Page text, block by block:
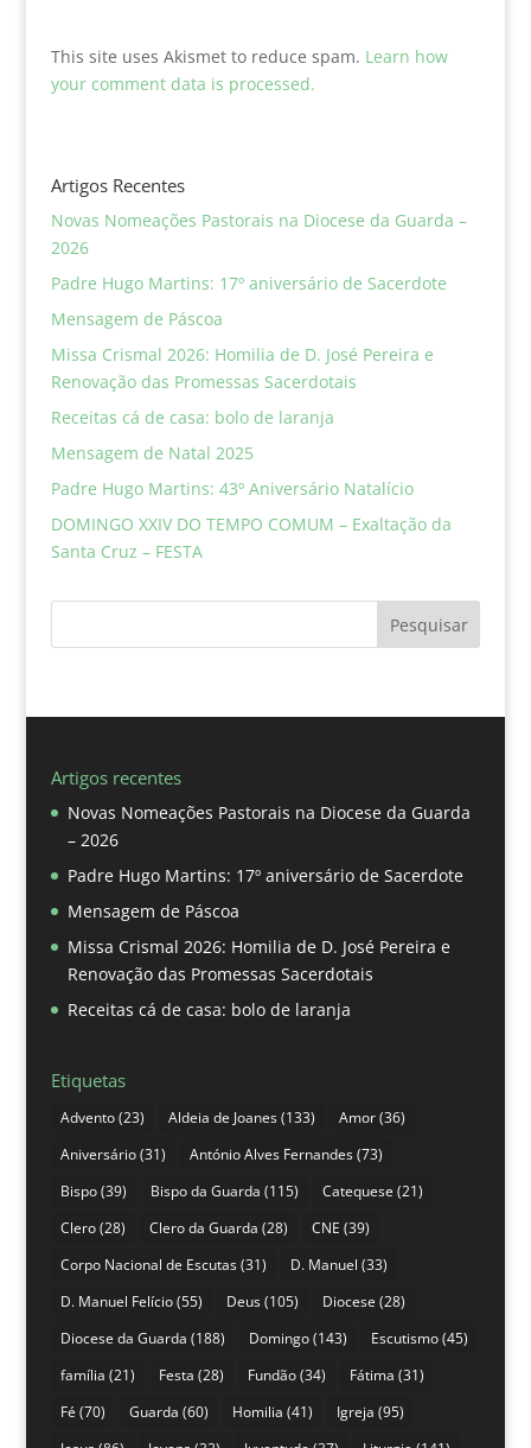
This site uses Akismet to reduce spam. Learn how
your comment data is processed.
Artigos Recentes
Novas Nomeações Pastorais na Diocese da Guarda –
2026
Padre Hugo Martins: 17º aniversário de Sacerdote
Mensagem de Páscoa
Missa Crismal 2026: Homilia de D. José Pereira e
Renovação das Promessas Sacerdotais
Receitas cá de casa: bolo de laranja
Mensagem de Natal 2025
Padre Hugo Martins: 43º Aniversário Natalício
DOMINGO XXIV DO TEMPO COMUM – Exaltação da
Santa Cruz – FESTA
Pesquisar
Artigos recentes
Novas Nomeações Pastorais na Diocese da Guarda
– 2026
Padre Hugo Martins: 17º aniversário de Sacerdote
Mensagem de Páscoa
Missa Crismal 2026: Homilia de D. José Pereira e
Renovação das Promessas Sacerdotais
Receitas cá de casa: bolo de laranja
Etiquetas
Advento(23) Aldeia de Joanes(133) Amor(36)
Aniversário(31) António Alves Fernandes(73)
Bispo(39) Bispo da Guarda (115) Catequese (21)
Clero(28) Clero da Guarda (28) CNE (39)
Corpo Nacional de Escutas(31) D. Manuel (33)
D. Manuel Felício(55) Deus(105) Diocese (28)
Diocese da Guarda (188) Domingo(143) Escutismo(45)
família (21) Festa (28) Fundão(34) Fátima (31)
Fé (70) Guarda (60) Homilia (41) Igreja (95)